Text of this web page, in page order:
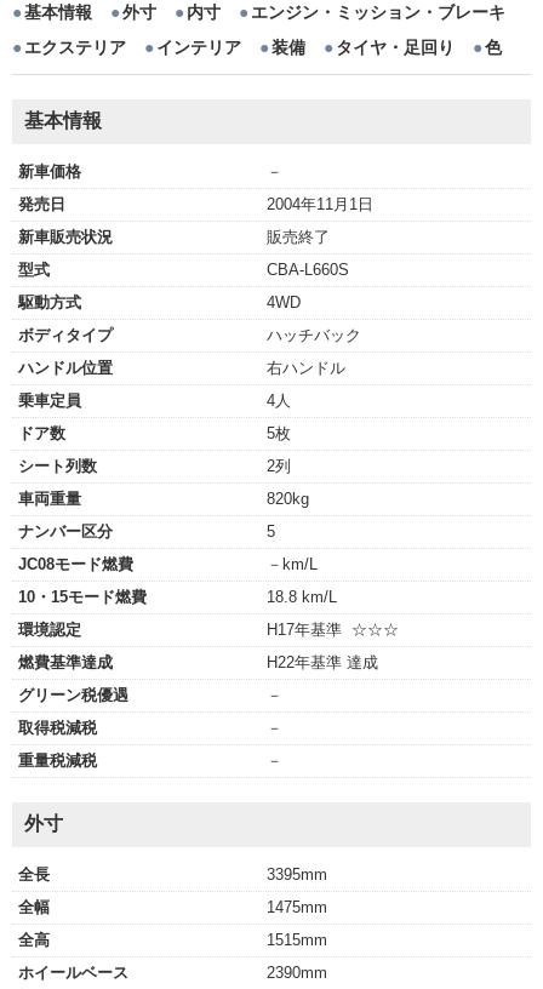
基本情報 外寸 内寸
エンジン・ミッション・ブレーキ
エクステリア
インテリア 装備 タイヤ・足回り 色
基本情報
新車価格
－
発売日
2004年11月1日
新車販売状況
販売終了
型式
CBA-L660S
駆動方式
4WD
ボディタイプ
ハッチバック
ハンドル位置
右ハンドル
乗車定員
4人
ドア数
5枚
シート列数
2列
車両重量
820kg
ナンバー区分
5
JC08モード燃費
－km/L
10・15モード燃費
18.8 km/L
環境認定
H17年基準 ☆☆☆
燃費基準達成
H22年基準 達成
グリーン税優遇
－
取得税減税
－
重量税減税
－
外寸
全長
3395mm
全幅
1475mm
全高
1515mm
ホイールベース
2390mm